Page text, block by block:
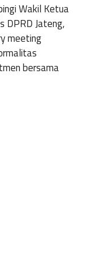
Wakil Ketua
DPRD Jateng,
meeting
bersama